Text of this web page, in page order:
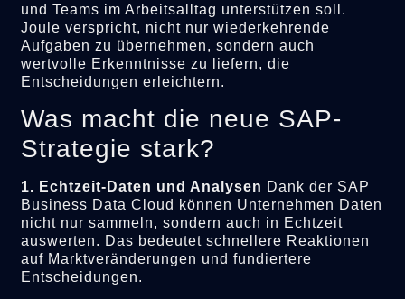
und Teams im Arbeitsalltag unterstützen soll.
Joule verspricht, nicht nur wiederkehrende
Aufgaben zu übernehmen, sondern auch
wertvolle Erkenntnisse zu liefern, die
Entscheidungen erleichtern.
Was macht die neue SAP-
Strategie stark?
1. Echtzeit-Daten und Analysen Dank der SAP
Business Data Cloud können Unternehmen Daten
nicht nur sammeln, sondern auch in Echtzeit
auswerten. Das bedeutet schnellere Reaktionen
auf Marktveränderungen und fundiertere
Entscheidungen.